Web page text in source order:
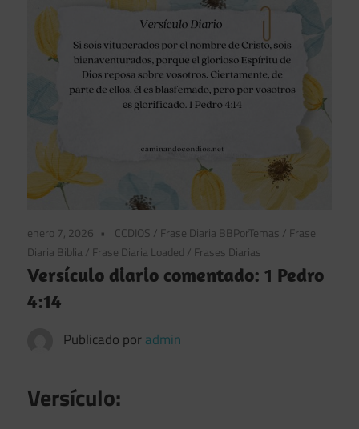
enero 7, 2026 CCDIOS / Frase Diaria BBPorTemas / Frase
Diaria Biblia / Frase Diaria Loaded / Frases Diarias
Versículo diario comentado: 1 Pedro
4:14
Publicado por admin
Versículo: